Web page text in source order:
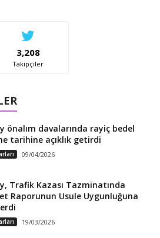
3,208
Takipçiler
önalım davalarında rayiç bedel
tarihine açıklık getirdi
09/04/2026
Trafik Kazası Tazminatında
Raporunun Usule Uygunluğuna
19/03/2026